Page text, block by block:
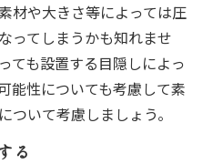
材や大きさ等によっては圧
ってしまうかも知れませ
ても設置する目隠しによっ
能性についても考慮して素
いて考慮しましょう。
る